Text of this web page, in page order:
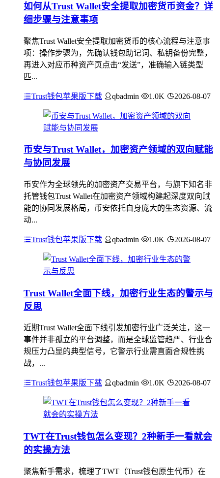
如何从Trust Wallet安全提取加密货币资金？详
细步骤与注意事项
聚焦Trust Wallet安全提取加密货币的核心流程与注意事
项：操作步骤为，先确认钱包助记词、私钥备份完整，
再进入对应币种资产页点击“发送”，准确输入链类型
匹...
Trust钱包苹果版下载 qbadmin 1.0K 2026-08-07
币安与Trust Wallet，加密资产领域的双向赋能
与协同发展
币安作为全球领先的加密资产交易平台，与旗下知名非
托管钱包Trust Wallet在加密资产领域构建起深度双向赋
能的协同发展格局，币安依托自身庞大的生态资源、流
动...
Trust钱包苹果版下载 qbadmin 1.0K 2026-08-07
Trust Wallet全面下线，加密行业生态的警示与
反思
近期Trust Wallet全面下线引发加密行业广泛关注，这一
事件并非孤立的平台调整，而是全球监管趋严、行业合
规压力凸显的典型信号，它警示行业需直面合规性挑
战，...
Trust钱包苹果版下载 qbadmin 1.0K 2026-08-07
TWT在Trust钱包怎么变现？2种新手一看就会
的实操方法
聚焦新手需求，梳理了TWT（Trust钱包原生代币）在